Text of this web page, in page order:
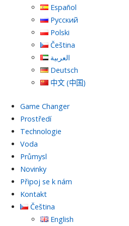
Español
Русский
Polski
Čeština
العربية
Deutsch
中文 (中国)
Game Changer
Prostředí
Technologie
Voda
Průmysl
Novinky
Připoj se k nám
Kontakt
Čeština
English